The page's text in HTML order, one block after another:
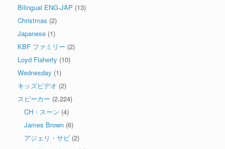
Bilingual ENG-JAP (13)
Christmas (2)
Japanese (1)
KBF ファミリー (2)
Loyd Flaherty (10)
Wednesday (1)
キッズビデオ (2)
スピーカー (2,224)
CH・スーン (4)
James Brown (6)
アジェリ・サビ (2)